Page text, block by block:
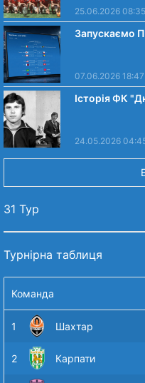
25.06.2026 08:35
Запускаємо
07.06.2026 18:47
Історія ФК
24.05.2026
31 Тур
Турнірна таблиця
Команда
1 Шахтар
2 Карпати